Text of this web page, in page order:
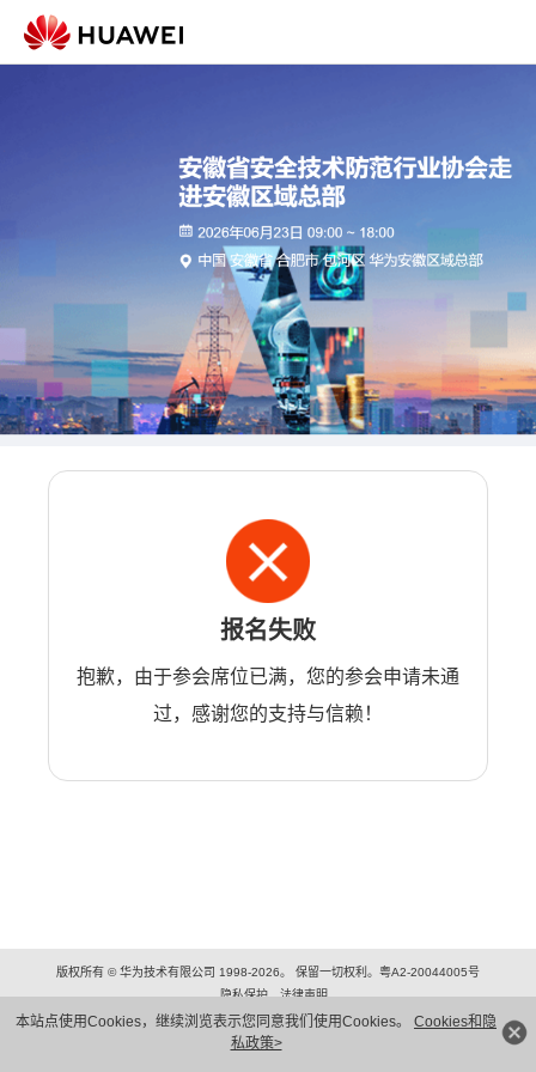
本站点使用Cookies，继续浏览表示您同意我们使用Cookies。 Cookies和隐
私政策>
报名失败
抱歉，由于参会席位已满，您的参会申请未通
过，感谢您的支持与信赖！
版权所有 © 华为技术有限公司 1998-2026。 保留一切权利。粤A2-20044005号
隐私保护
法律声明